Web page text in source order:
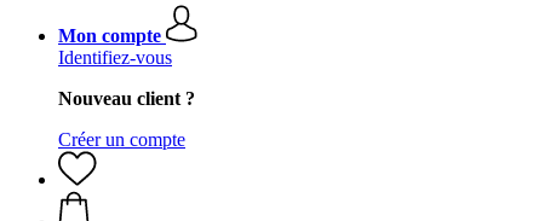
Mon compte
Identifiez-vous
Nouveau client ?
Créer un compte